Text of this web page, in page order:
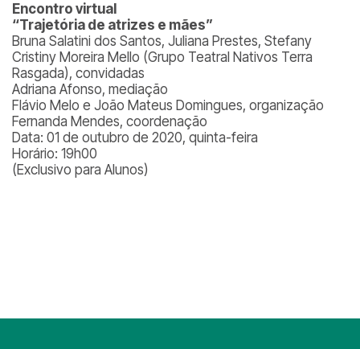
Encontro virtual
“Trajetória de atrizes e mães”
Bruna Salatini dos Santos, Juliana Prestes, Stefany
Cristiny Moreira Mello (Grupo Teatral Nativos Terra
Rasgada), convidadas
Adriana Afonso, mediação
Flávio Melo e João Mateus Domingues, organização
Fernanda Mendes, coordenação
Data: 01 de outubro de 2020, quinta-feira
Horário: 19h00
(Exclusivo para Alunos)